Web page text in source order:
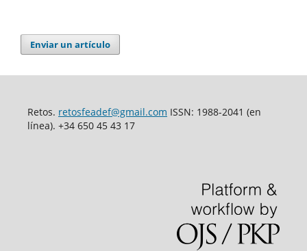
Enviar un artículo
Retos. retosfeadef@gmail.com ISSN: 1988-2041 (en
línea). +34 650 45 43 17